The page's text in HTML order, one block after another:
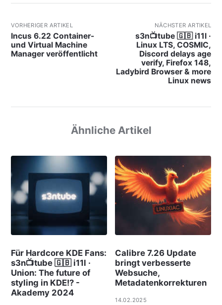
VORHERIGER ARTIKEL
Incus 6.22 Container-
und Virtual Machine
Manager veröffentlicht
NÄCHSTER ARTIKEL
s3n📺tube 🇬🇧 i11l ·
Linux LTS, COSMIC,
Discord delays age
verify, Firefox 148,
Ladybird Browser & more
Linux news
Ähnliche Artikel
Für Hardcore KDE Fans:
s3n📺tube 🇬🇧 i11l ·
Union: The future of
styling in KDE!? -
Akademy 2024
Calibre 7.26 Update
bringt verbesserte
Websuche,
Metadatenkorrekturen
14.02.2025